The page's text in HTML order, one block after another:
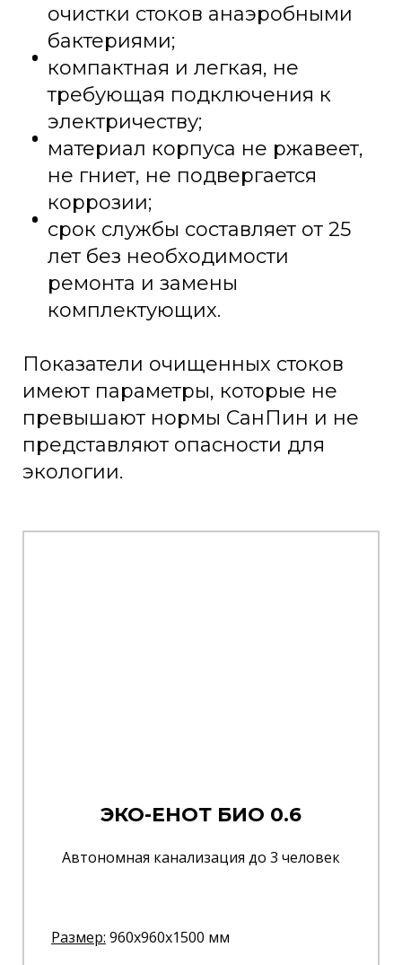
очистки стоков анаэробными
бактериями;
компактная и легкая, не
требующая подключения к
электричеству;
материал корпуса не ржавеет,
не гниет, не подвергается
коррозии;
срок службы составляет от 25
лет без необходимости
ремонта и замены
комплектующих.
Показатели очищенных стоков
имеют параметры, которые не
превышают нормы СанПин и не
представляют опасности для
экологии.
ЭКО-ЕНОТ БИО 0.6
Автономная канализация до 3 человек
Размер: 960x960x1500 мм